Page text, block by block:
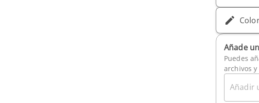
Añade
Puedes
archivos
Añadir